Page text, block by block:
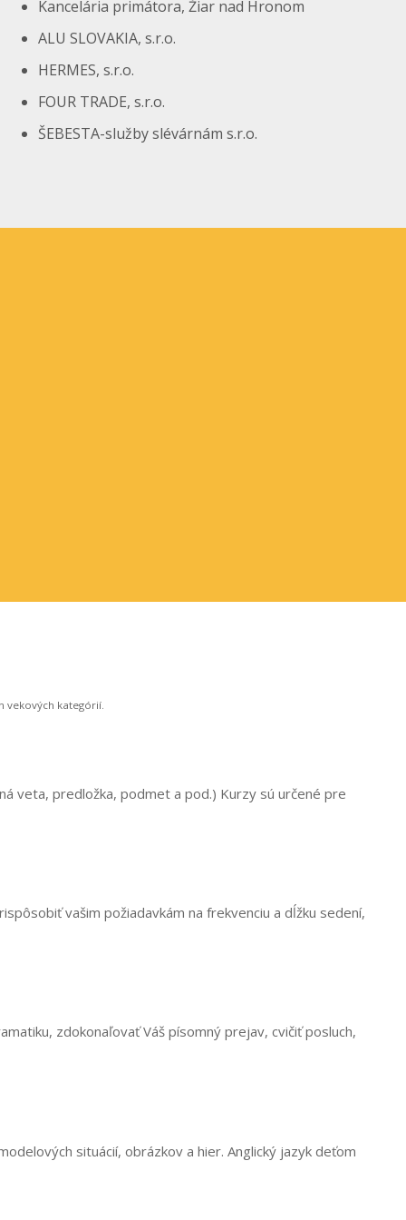
Kancelária primátora, Žiar nad Hronom
ALU SLOVAKIA, s.r.o.
HERMES, s.r.o.
FOUR TRADE, s.r.o.
ŠEBESTA-služby slévárnám s.r.o.
vekových kategórií.
veta, predložka, podmet a pod.) Kurzy sú určené pre
vašim požiadavkám na frekvenciu a dĺžku sedení,
zdokonaľovať Váš písomný prejav, cvičiť posluch,
situácií, obrázkov a hier. Anglický jazyk deťom